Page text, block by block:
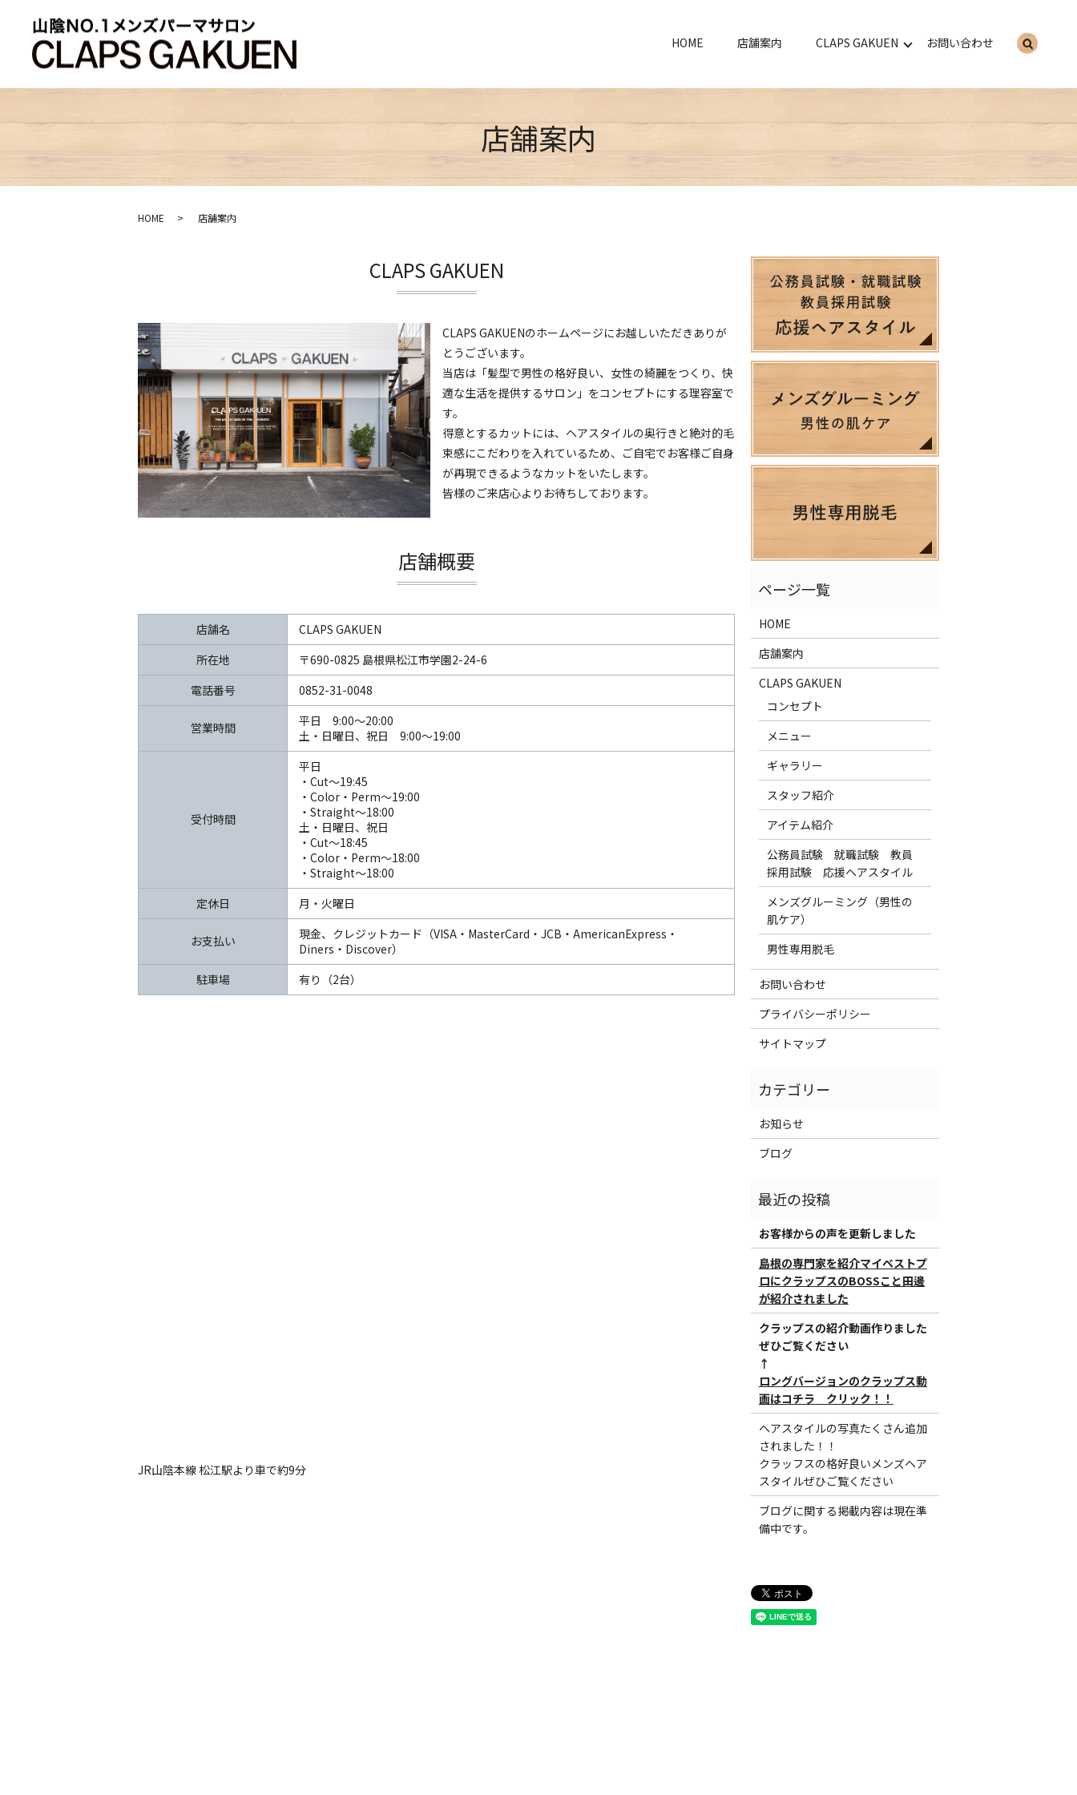
HOME 店舗案内 CLAPS GAKUEN お問い合わせ search
店舗案内
HOME 店舗案内
CLAPS GAKUEN
CLAPS GAKUENのホームページにお越しいただきありが
とうございます。
当店は「髪型で男性の格好良い、女性の綺麗をつくり、快
適な生活を提供するサロン」をコンセプトにする理容室で
す。
得意とするカットには、ヘアスタイルの奥行きと絶対的毛
束感にこだわりを入れているため、ご自宅でお客様ご自身
が再現できるようなカットをいたします。
皆様のご来店心よりお待ちしております。
店舗概要
店舗名
CLAPS GAKUEN
所在地
〒690-0825 島根県松江市学園2-24-6
電話番号
0852-31-0048
営業時間
平日 9:00～20:00
土・日曜日、祝日 9:00～19:00
受付時間
平日
・Cut～19:45
・Color・Perm～19:00
・Straight～18:00
土・日曜日、祝日
・Cut～18:45
・Color・Perm～18:00
・Straight～18:00
定休日
月・火曜日
お支払い
現金、クレジットカード（VISA・MasterCard・JCB・AmericanExpress・
Diners・Discover）
駐車場
有り（2台）
JR山陰本線 松江駅より車で約9分
HOME
店舗案内
CLAPS GAKUEN
コンセプト
メニュー
ギャラリー
スタッフ紹介
アイテム紹介
公務員試験 就職試験 教員
採用試験 応援ヘアスタイル
メンズグルーミング（男性の
肌ケア）
男性専用脱毛
お問い合わせ
プライバシーポリシー
サイトマップ
お知らせ
ブログ
お客様からの声を更新しました
島根の専門家を紹介マイベストプ
ロにクラップスのBOSSこと田邊
が紹介されました
クラップスの紹介動画作りました
ぜひご覧ください
↑
ロングバージョンのクラップス動
画はコチラ クリック！！
ヘアスタイルの写真たくさん追加
されました！！
クラッフスの格好良いメンズヘア
スタイルぜひご覧ください
ブログに関する掲載内容は現在準
備中です。